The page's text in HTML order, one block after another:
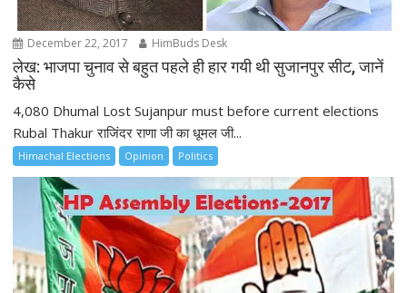
December 22, 2017 HimBuds Desk
लेख: भाजपा चुनाव से बहुत पहले ही हार गयी थी सुजानपुर सीट, जानें
कैसे
4,080 Dhumal Lost Sujanpur must before current elections
Rubal Thakur राजिंदर राणा जी का धूमल जी...
Himachal Elections Opinion Politics